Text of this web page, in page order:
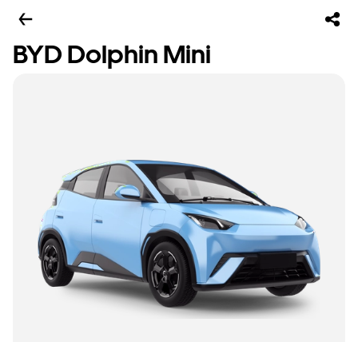
BYD Dolphin Mini